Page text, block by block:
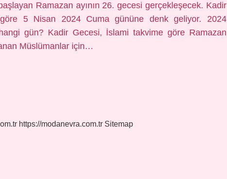
Ramazan ayının 26. gecesi gerçekleşecek. Kadir
5 Nisan 2024 Cuma gününe denk geliyor. 2024
gün? Kadir Gecesi, İslami takvime göre Ramazan
Müslümanlar için…
https://modanevra.com.tr Sitemap